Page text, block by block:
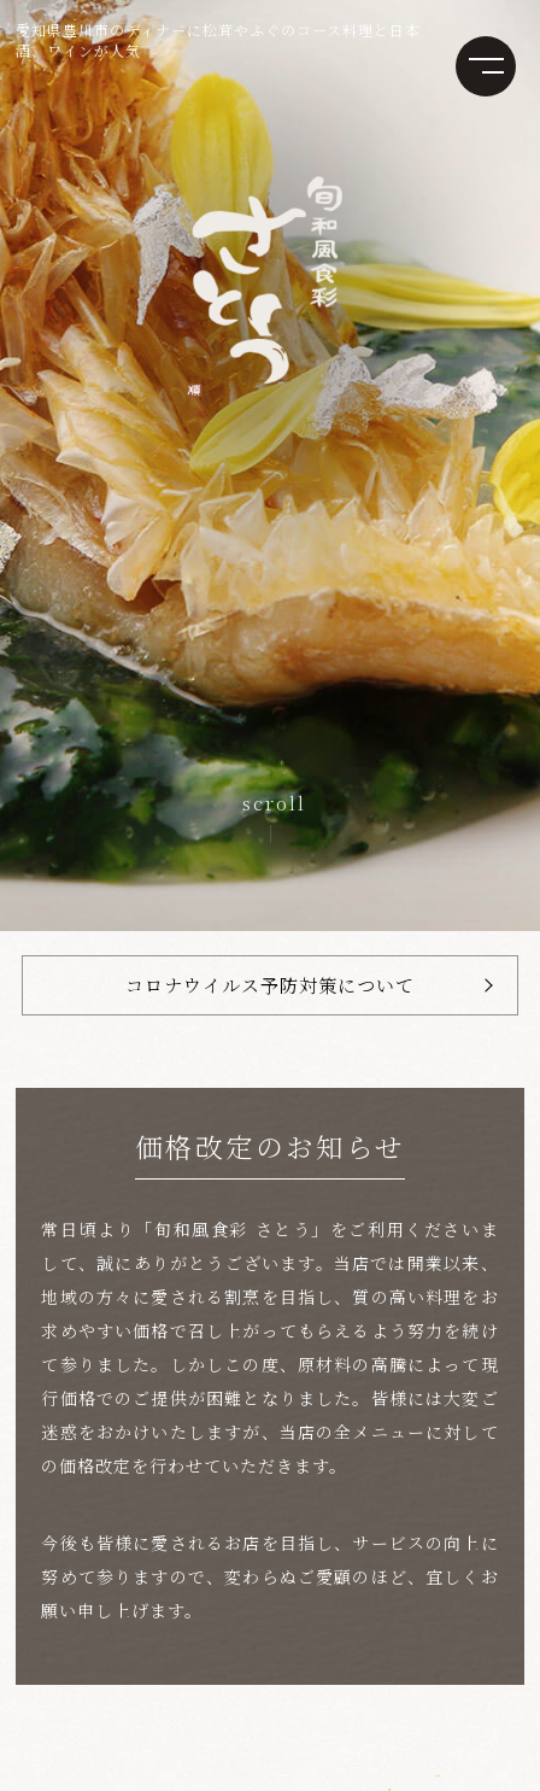
愛知県豊川市のディナーに松茸やふぐのコース料理と日本
酒、ワインが人気
scroll
コロナウイルス予防対策について
価格改定のお知らせ
常日頃より「旬和風食彩 さとう」をご利用くださいま
して、誠にありがとうございます。 当店では開業以来、
地域の方々に愛される割烹を目指し、 質の高い料理をお
求めやすい価格で召し上がってもらえるよう努力を続け
て参りました。
しかしこの度、原材料の高騰によって現
行価格でのご提供が困難となりました。 皆様には大変ご
迷惑をおかけいたしますが、当店の全メニューに対して
の価格改定を行わせていただきます。
今後も皆様に愛されるお店を目指し、サービスの向上に
努めて参りますので、変わらぬご愛顧のほど、宜しくお
願い申し上げます。